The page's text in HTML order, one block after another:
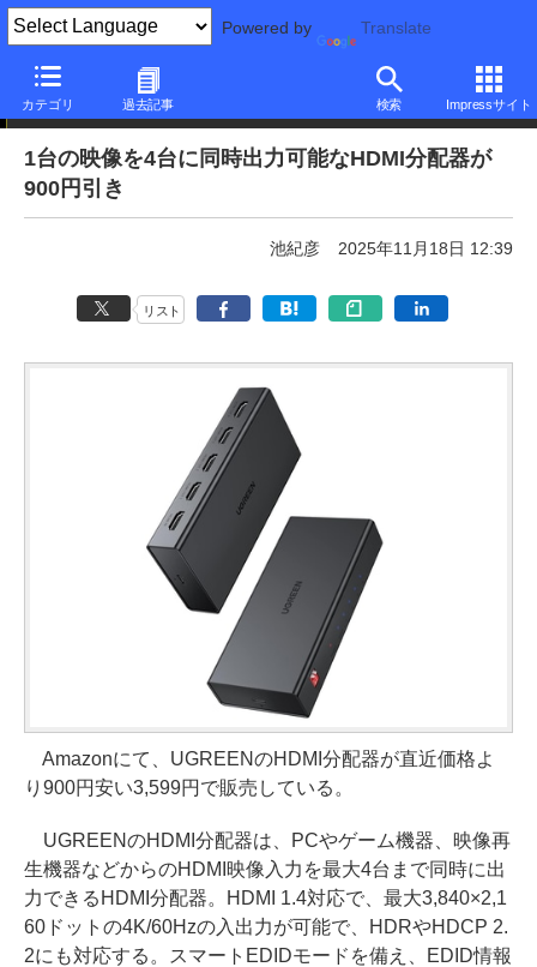
Powered by Translate
カテゴリ 過去記事 検索 Impressサイト
本日みつけたお買い得品
1台の映像を4台に同時出力可能なHDMI分配器が
900円引き
池紀彦 2025年11月18日 12:39
リスト
Amazonにて、UGREENのHDMI分配器が直近価格よ
り900円安い3,599円で販売している。
UGREENのHDMI分配器は、PCやゲーム機器、映像再
生機器などからのHDMI映像入力を最大4台まで同時に出
力できるHDMI分配器。HDMI 1.4対応で、最大3,840×2,1
60ドットの4K/60Hzの入出力が可能で、HDRやHDCP 2.
2にも対応する。スマートEDIDモードを備え、EDID情報